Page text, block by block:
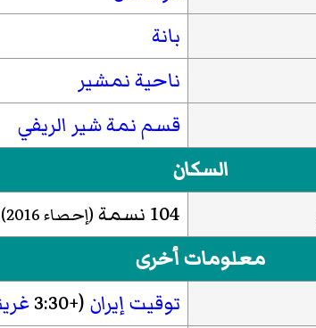
بانة
ناحية نمشير
قسم نمة شیر الريفي
السكان
104 نسمة (إحصاء2016
)
معلومات أخرى
توقيت إيران (+3:30